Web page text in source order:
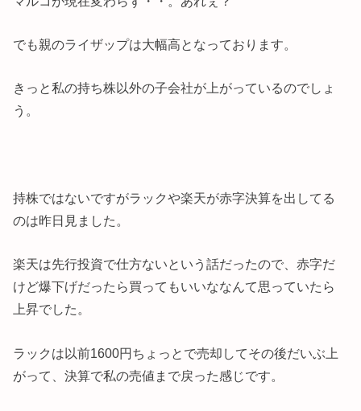
でも親のライザップは大幅高となっております。
きっと私の持ち株以外の子会社が上がっているのでしょ
う。
持株ではないですがラックや楽天が赤字決算を出してる
のは昨日見ました。
楽天は先行投資で仕方ないという話だったので、赤字だ
けど爆下げだったら買ってもいいななんて思っていたら
上昇でした。
ラックは以前1600円ちょっとで売却してその後だいぶ上
がって、決算で私の売値まで戻った感じです。